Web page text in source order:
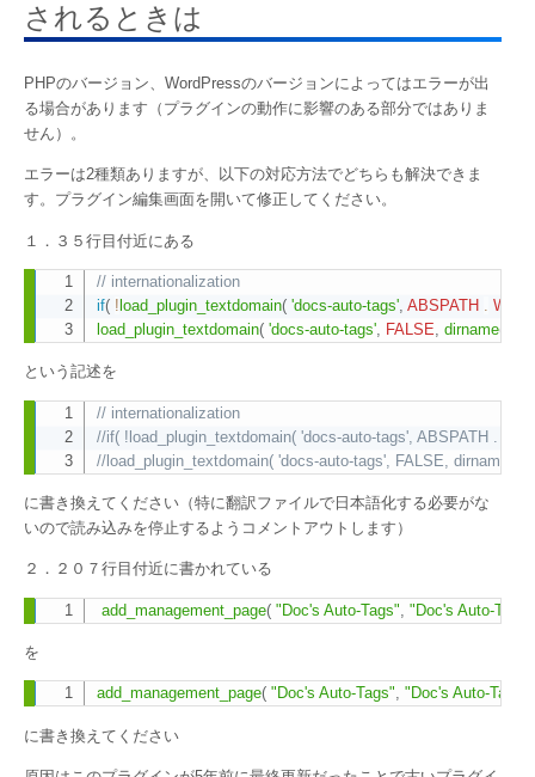
されるときは
PHPのバージョン、WordPressのバージョンによってはエラーが出
る場合があります（プラグインの動作に影響のある部分ではありま
せん）。
エラーは2種類ありますが、以下の対応方法でどちらも解決できま
す。プラグイン編集画面を開いて修正してください。
１．３５行目付近にある
// internationalization
if( ! load_plugin_textdomain( 'docs-auto-tags' ABSPATH
load_plugin_textdomain( 'docs-auto-tags' FALSE dirname(
という記述を
// internationalization
//if( !load_plugin_textdomain( 'docs-auto-tags', ABSPATH .
//load_plugin_textdomain( 'docs-auto-tags', FALSE, dirname(
に書き換えてください（特に翻訳ファイルで日本語化する必要がな
いので読み込みを停止するようコメントアウトします）
２．２０７行目付近に書かれている
add_management_page( "Doc's Auto-Tags" "Doc's Auto-Tags"
Copy
を
add_management_page( "Doc's Auto-Tags", "Doc's Auto-Tags"
Copy
に書き換えてください